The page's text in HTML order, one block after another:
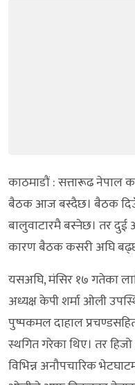
काठमाडौं : सत्तारूढ नेपाल
बैठक आज बस्दैछ। बैठक
बालुवाटारमै बस्नेछ। तर
कारण बैठक कसरी अघि
यसअघि, मंसिर १७ गतेका
अध्यक्ष केपी शर्मा ओली
पुष्पकमल दाहाल
स्थगित गरेका थिए। तर
विभिन्न अनौपचारिक